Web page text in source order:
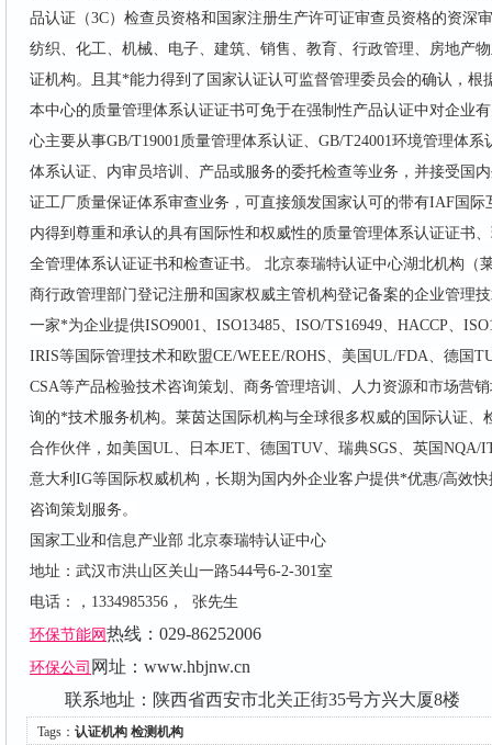
品认证（3C）检查员资格和国家注册生产许可证审查员资格的资深
纺织、化工、机械、电子、建筑、销售、教育、行政管理、房地产
证机构。且其*能力得到了国家认证认可监督管理委员会的确认，根
本中心的质量管理体系认证证书可免于在强制性产品认证中对企业
心主要从事GB/T19001质量管理体系认证、GB/T24001环境管理体
体系认证、内审员培训、产品或服务的委托检查等业务，并接受国
证工厂质量保证体系审查业务，可直接颁发国家认可的带有IAF国
内得到尊重和承认的具有国际性和权威性的质量管理体系认证证书
全管理体系认证证书和检查证书。 北京泰瑞特认证中心湖北机构（
商行政管理部门登记注册和国家权威主管机构登记备案的企业管理
一家*为企业提供ISO9001、ISO13485、ISO/TS16949、HACCP、
IRIS等国际管理技术和欧盟CE/WEEE/ROHS、美国UL/FDA、德国
CSA等产品检验技术咨询策划、商务管理培训、人力资源和市场营
询的*技术服务机构。莱茵达国际机构与全球很多权威的国际认证、
合作伙伴，如美国UL、日本JET、德国TUV、瑞典SGS、英国NQA/
意大利IG等国际权威机构，长期为国内外企业客户提供*优惠/高效
咨询策划服务。
国家工业和信息产业部 北京泰瑞特认证中心
地址：武汉市洪山区关山一路544号6-2-301室
电话：，1334985356， 张先生
环保节能网 热线：029-86252006
环保公司 网址： www.hbjnw.cn
联系地址：陕西省西安市北关正街35号方兴大厦8楼
Tags： 认证机构 检测机构